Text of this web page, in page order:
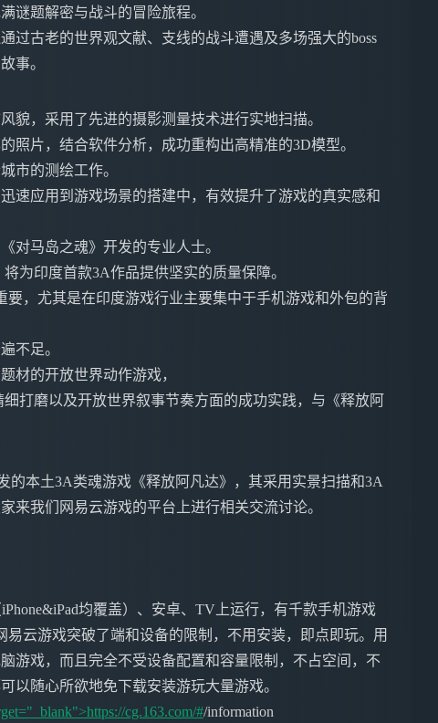
谜题解密与战斗的冒险旅程。
过古老的世界观文献、支线的战斗遭遇及多场强大的boss
事。
貌，采用了先进的摄影测量技术进行实地扫描。
照片，结合软件分析，成功重构出高精准的3D模型。
市的测绘工作。
速应用到游戏场景的搭建中，有效提升了游戏的真实感和
对马岛之魂》开发的专业人士。
为印度首款3A作品提供坚实的质量保障。
要，尤其是在印度游戏行业主要集中于手机游戏和外包的背
不足。
材的开放世界动作游戏，
打磨以及开放世界叙事节奏方面的成功实践，与《释放阿
的本土3A类魂游戏《释放阿凡达》，其采用实景扫描和3A
来我们网易云游戏的平台上进行相关交流讨论。
均覆盖）、安卓、TV上运行，有千款手机游戏
云游戏突破了端和设备的限制，不用安装，即点即玩。用
游戏，而且完全不受设备配置和容量限制，不占空间，不
以随心所欲地免下载安装游玩大量游戏。
cg.163.com/#/information